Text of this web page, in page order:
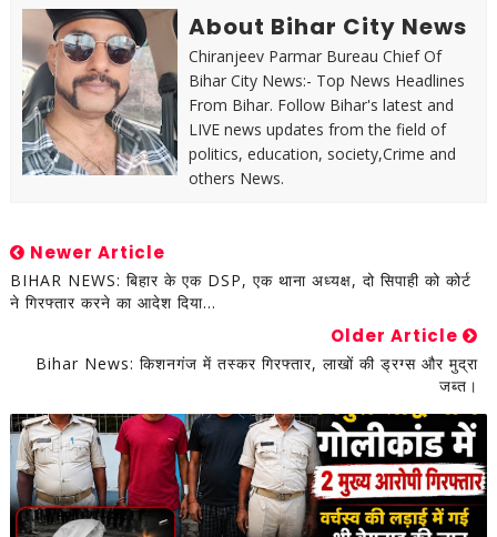
About Bihar City News
Chiranjeev Parmar Bureau Chief Of
Bihar City News:- Top News Headlines
From Bihar. Follow Bihar's latest and
LIVE news updates from the field of
politics, education, society,Crime and
others News.
Newer Article
BIHAR NEWS: बिहार के एक DSP, एक थाना अध्यक्ष, दो सिपाही को कोर्ट
ने गिरफ्तार करने का आदेश दिया...
Older Article
Bihar News: किशनगंज में तस्कर गिरफ्तार, लाखों की ड्रग्स और मुद्रा
जब्त।